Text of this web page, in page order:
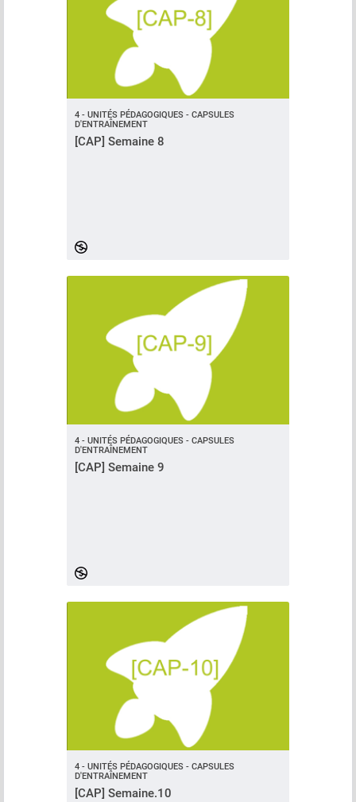
4 - UNITÉS PÉDAGOGIQUES - CAPSULES
D'ENTRAÎNEMENT
[CAP] Semaine 8
4 - UNITÉS PÉDAGOGIQUES - CAPSULES
D'ENTRAÎNEMENT
[CAP] Semaine 9
4 - UNITÉS PÉDAGOGIQUES - CAPSULES
D'ENTRAÎNEMENT
[CAP] Semaine.10